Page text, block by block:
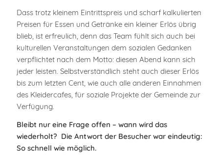
Dass trotz kleinem Eintrittspreis und scharf kalkulierten
Preisen für Essen und Getränke ein kleiner Erlös übrig
blieb, ist erfreulich, denn das Team fühlt sich auch bei
kulturellen Veranstaltungen dem sozialen Gedanken
verpflichtet nach dem Motto: diesen Abend kann sich
jeder leisten. Selbstverständlich steht auch dieser Erlös
bis zum letzten Cent, wie auch alle anderen Einnahmen
des Kleidercafes, für soziale Projekte der Gemeinde zur
Verfügung.
Bleibt nur eine Frage offen – wann wird das
wiederholt? Die Antwort der Besucher war eindeutig:
So schnell wie möglich.